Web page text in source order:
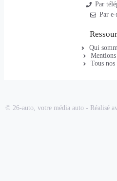
Par
Par
Qui
Mentions
Tous
© 26-auto, votre média auto - Réalisé